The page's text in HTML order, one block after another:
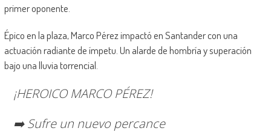
primer oponente.
Épico en la plaza, Marco Pérez impactó en Santander con una
actuación radiante de ímpetu. Un alarde de hombría y superación
bajo una lluvia torrencial.
¡HEROICO MARCO PÉREZ!
➡️ Sufre un nuevo percance